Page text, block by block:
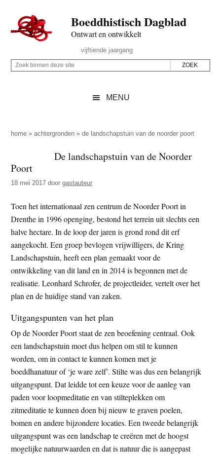
naar
de
inhoud
secondary
naar
de
sidebar
naar
de
Boeddhistisch Dagblad
Ontwart en ontwikkelt
Rechts
vijftiende jaargang
Z
p
e
z
e
s
i
t
e
Z
i
e
n
e
z
e
s
i
t
e
MENU
home »achtergronden »de landschapstuin van de noorder poort
De landschapstuin van de Noorder
Poort
18 mei 2017 doorgastauteur
Toen het internationaal zen centrum de Noorder Poort in
Drenthe in 1996 openging, bestond het terrein uit slechts een
halve hectare. In de loop der jaren is grond rond dit erf
aangekocht. Een groep bevlogen vrijwilligers, de Kring
Landschapstuin, heeft een plan gemaakt voor de
ontwikkeling van dit land en in 2014 is begonnen met de
realisatie. Leonhard Schrofer, de projectleider, vertelt over het
plan en de huidige stand van zaken.
Uitgangspunten van het plan
Op de Noorder Poort staat de zen beoefening centraal. Ook
een landschapstuin moet dus helpen om stil te kunnen
worden, om in contact te kunnen komen met je
boeddhanatuur of ‘je ware zelf’. Stilte was dus een belangrijk
uitgangspunt. Dat leidde tot een keuze voor de aanleg van
paden voor loopmeditatie en van stilteplekken om
zitmeditatie te kunnen doen bij nieuw te graven poelen,
bomen en andere bijzondere locaties. Een tweede belangrijk
uitgangspunt was een landschap te creëren met de hoogst
mogelijke natuurwaarden en dat is natuur die is aangepast